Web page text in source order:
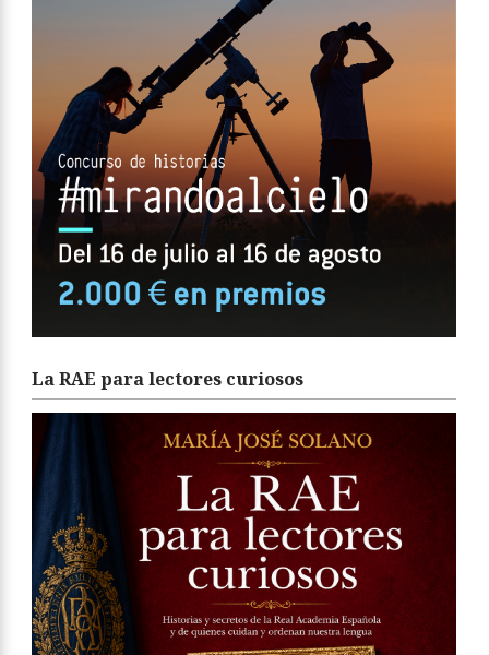
La RAE para lectores curiosos